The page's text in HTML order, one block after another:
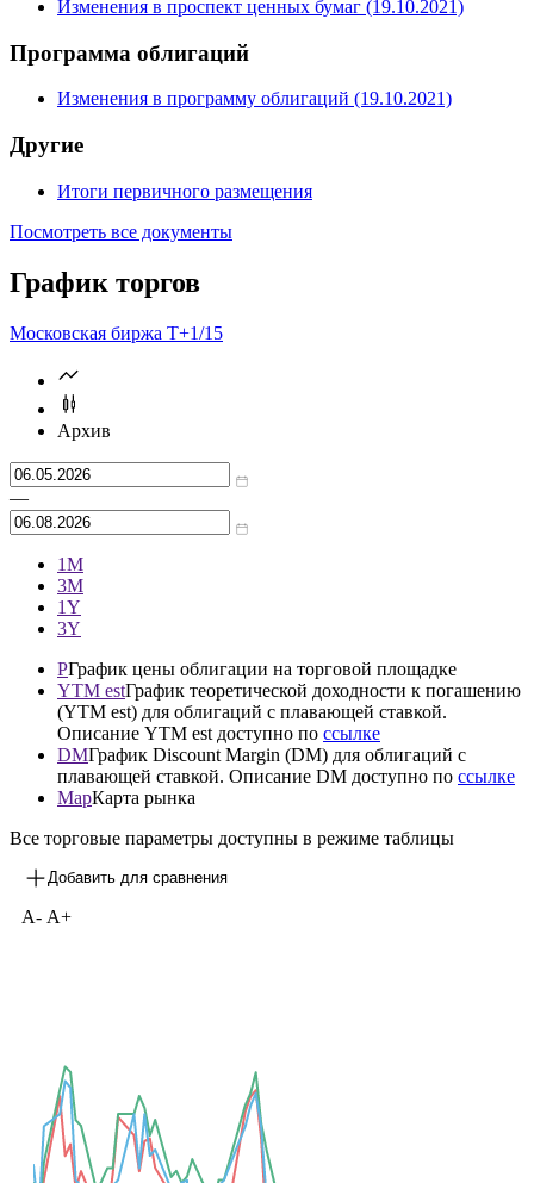
Изменения в проспект ценных бумаг (19.10.2021)
Программа облигаций
Изменения в программу облигаций (19.10.2021)
Другие
Итоги первичного размещения
Посмотреть все документы
График торгов
Московская биржа Т+1/15
Архив
—
1М
3М
1Y
3Y
PГрафик цены облигации на торговой площадке
YTM estГрафик теоретической доходности к погашению
(YTM est) для облигаций с плавающей ставкой.
Описание YTM est доступно по ссылке
DMГрафик Discount Margin (DM) для облигаций с
плавающей ставкой. Описание DM доступно по ссылке
MapКарта рынка
Все торговые параметры доступны в режиме таблицы
Добавить для сравнения